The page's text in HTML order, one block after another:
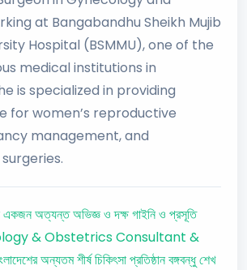
at Bangabandhu Sheikh Mujib
Hospital (BSMMU), one of the
medical institutions in
is specialized in providing
for women’s reproductive
management, and
একজন অত্যন্ত অভিজ্ঞ ও দক্ষ গাইনি ও প্রসূতি
& Obstetrics Consultant &
অন্যতম শীর্ষ চিকিৎসা প্রতিষ্ঠান বঙ্গবন্ধু শেখ